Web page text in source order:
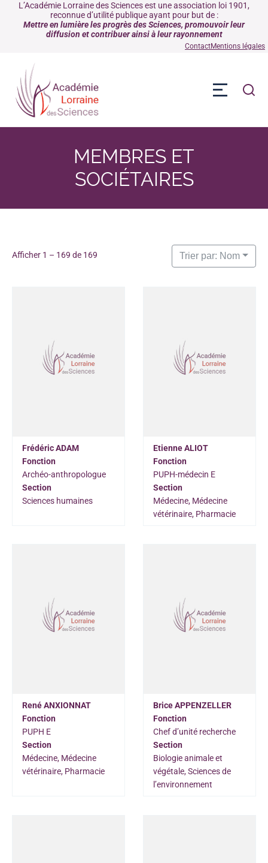
L’Académie Lorraine des Sciences est une association loi 1901,
reconnue d’utilité publique ayant pour but de :
Mettre en lumière les progrès des Sciences, promouvoir leur
diffusion et contribuer ainsi à leur rayonnement
ContactMentions légales
MEMBRES ET
SOCIÉTAIRES
Afficher 1 – 169 de 169 Trier par: Nom
Frédéric ADAM
Fonction
Archéo-anthropologue
Section
Sciences humaines
Etienne ALIOT
Fonction
PUPH-médecin E
Section
Médecine, Médecine
vétérinaire, Pharmacie
René ANXIONNAT
Fonction
PUPH E
Section
Médecine, Médecine
vétérinaire, Pharmacie
Brice APPENZELLER
Fonction
Chef d’unité recherche
Section
Biologie animale et
végétale, Sciences de
l’environnement